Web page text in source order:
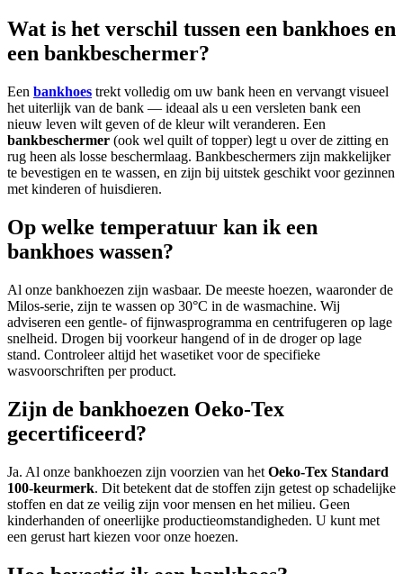
Wat is het verschil tussen een bankhoes en
een bankbeschermer?
Een bankhoes trekt volledig om uw bank heen en vervangt visueel
het uiterlijk van de bank — ideaal als u een versleten bank een
nieuw leven wilt geven of de kleur wilt veranderen. Een
bankbeschermer (ook wel quilt of topper) legt u over de zitting en
rug heen als losse beschermlaag. Bankbeschermers zijn makkelijker
te bevestigen en te wassen, en zijn bij uitstek geschikt voor gezinnen
met kinderen of huisdieren.
Op welke temperatuur kan ik een
bankhoes wassen?
Al onze bankhoezen zijn wasbaar. De meeste hoezen, waaronder de
Milos-serie, zijn te wassen op 30°C in de wasmachine. Wij
adviseren een gentle- of fijnwasprogramma en centrifugeren op lage
snelheid. Drogen bij voorkeur hangend of in de droger op lage
stand. Controleer altijd het wasetiket voor de specifieke
wasvoorschriften per product.
Zijn de bankhoezen Oeko-Tex
gecertificeerd?
Ja. Al onze bankhoezen zijn voorzien van het Oeko-Tex Standard
100-keurmerk. Dit betekent dat de stoffen zijn getest op schadelijke
stoffen en dat ze veilig zijn voor mensen en het milieu. Geen
kinderhanden of oneerlijke productieomstandigheden. U kunt met
een gerust hart kiezen voor onze hoezen.